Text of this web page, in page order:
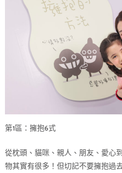
第1區：擁抱6式
從枕頭、貓咪、親人、朋友、愛心
物其實有很多！但切記不要擁抱過